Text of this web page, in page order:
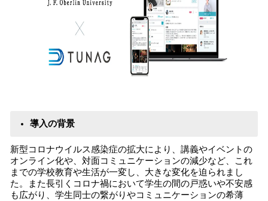
導入の背景
新型コロナウイルス感染症の拡大により、講義やイベントの
オンライン化や、対面コミュニケーションの減少など、これ
までの学校教育や生活が一変し、大きな変化を迫られまし
た。また長引くコロナ禍において学生の間の戸惑いや不安感
も広がり、学生同士の繋がりやコミュニケーションの希薄